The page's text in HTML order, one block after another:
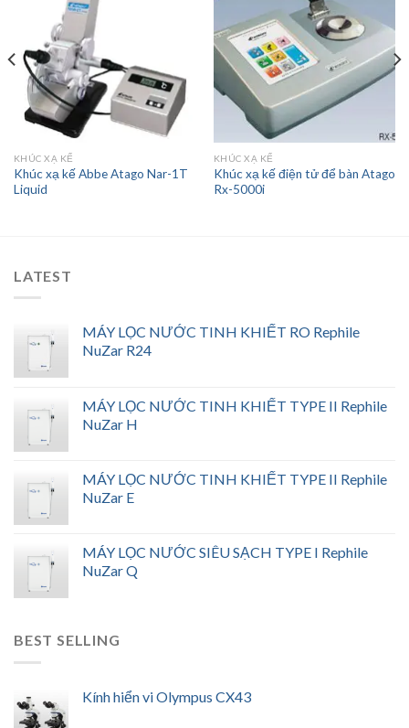
KHÚC XẠ KẾ
Khúc xạ kế Abbe Atago Nar-1T
Liquid
Add to
wishlist
KHÚC XẠ KẾ
Khúc xạ kế điện tử để bàn Atago
Rx-5000i
LATEST
MÁY LỌC NƯỚC TINH KHIẾT RO Rephile
NuZar R24
MÁY LỌC NƯỚC TINH KHIẾT TYPE II Rephile
NuZar H
MÁY LỌC NƯỚC TINH KHIẾT TYPE II Rephile
NuZar E
MÁY LỌC NƯỚC SIÊU SẠCH TYPE I Rephile
NuZar Q
BEST SELLING
Kính hiển vi Olympus CX43